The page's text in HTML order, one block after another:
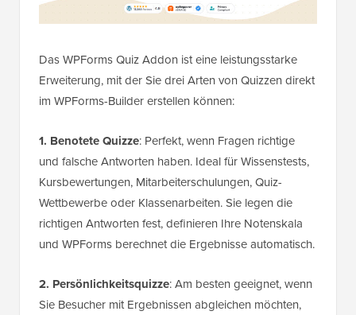
Das WPForms Quiz Addon ist eine leistungsstarke
Erweiterung, mit der Sie drei Arten von Quizzen direkt
im WPForms-Builder erstellen können:
1. Benotete Quizze: Perfekt, wenn Fragen richtige
und falsche Antworten haben. Ideal für Wissenstests,
Kursbewertungen, Mitarbeiterschulungen, Quiz-
Wettbewerbe oder Klassenarbeiten. Sie legen die
richtigen Antworten fest, definieren Ihre Notenskala
und WPForms berechnet die Ergebnisse automatisch.
2. Persönlichkeitsquizze: Am besten geeignet, wenn
Sie Besucher mit Ergebnissen abgleichen möchten,